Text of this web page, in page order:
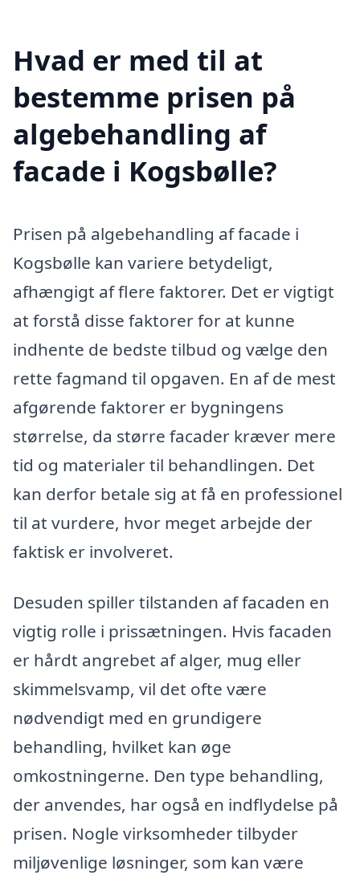
Hvad er med til at
bestemme prisen på
algebehandling af
facade i Kogsbølle?
Prisen på algebehandling af facade i
Kogsbølle kan variere betydeligt,
afhængigt af flere faktorer. Det er vigtigt
at forstå disse faktorer for at kunne
indhente de bedste tilbud og vælge den
rette fagmand til opgaven. En af de mest
afgørende faktorer er bygningens
størrelse, da større facader kræver mere
tid og materialer til behandlingen. Det
kan derfor betale sig at få en professionel
til at vurdere, hvor meget arbejde der
faktisk er involveret.
Desuden spiller tilstanden af facaden en
vigtig rolle i prissætningen. Hvis facaden
er hårdt angrebet af alger, mug eller
skimmelsvamp, vil det ofte være
nødvendigt med en grundigere
behandling, hvilket kan øge
omkostningerne. Den type behandling,
der anvendes, har også en indflydelse på
prisen. Nogle virksomheder tilbyder
miljøvenlige løsninger, som kan være